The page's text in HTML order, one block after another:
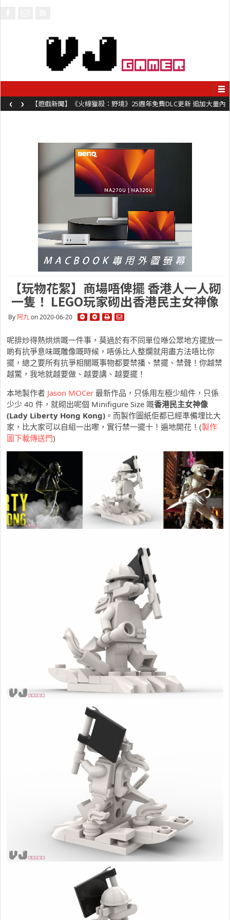
【遊戲新聞】《火線獵殺：野境》25週年免費DLC更新 追加大量內
容同時系舊作限時超平價折扣
‹ ›
【玩物花絮】商場唔俾擺 香港人一人砌
一隻！ LEGO玩家砌出香港民主女神像
By 阿九on 2020-06-20
呢排炒得熱烘烘嘅一件事，莫過於有不同單位喺公眾地方擺放一
啲有抗爭意味嘅雕像嘅時候，唔係比人整爛就用盡方法唔比你
擺，總之要所有抗爭相關嘅事物都要禁播、禁擺、禁聲！你越禁
越驚，我地就越要做、越要講、越要擺！
本地製作者 Jason MOCer 最新作品，只係用左極少組件，只係
少少 40 件，就砌出呢個 Minifigure Size 嘅香港民主女神像
(Lady Liberty Hong Kong) 。而製作圖紙佢都已經準備埋比大
家，比大家可以自組一出嚟，實行禁一擺十！遍地開花！(製作
圖下載傳送門)